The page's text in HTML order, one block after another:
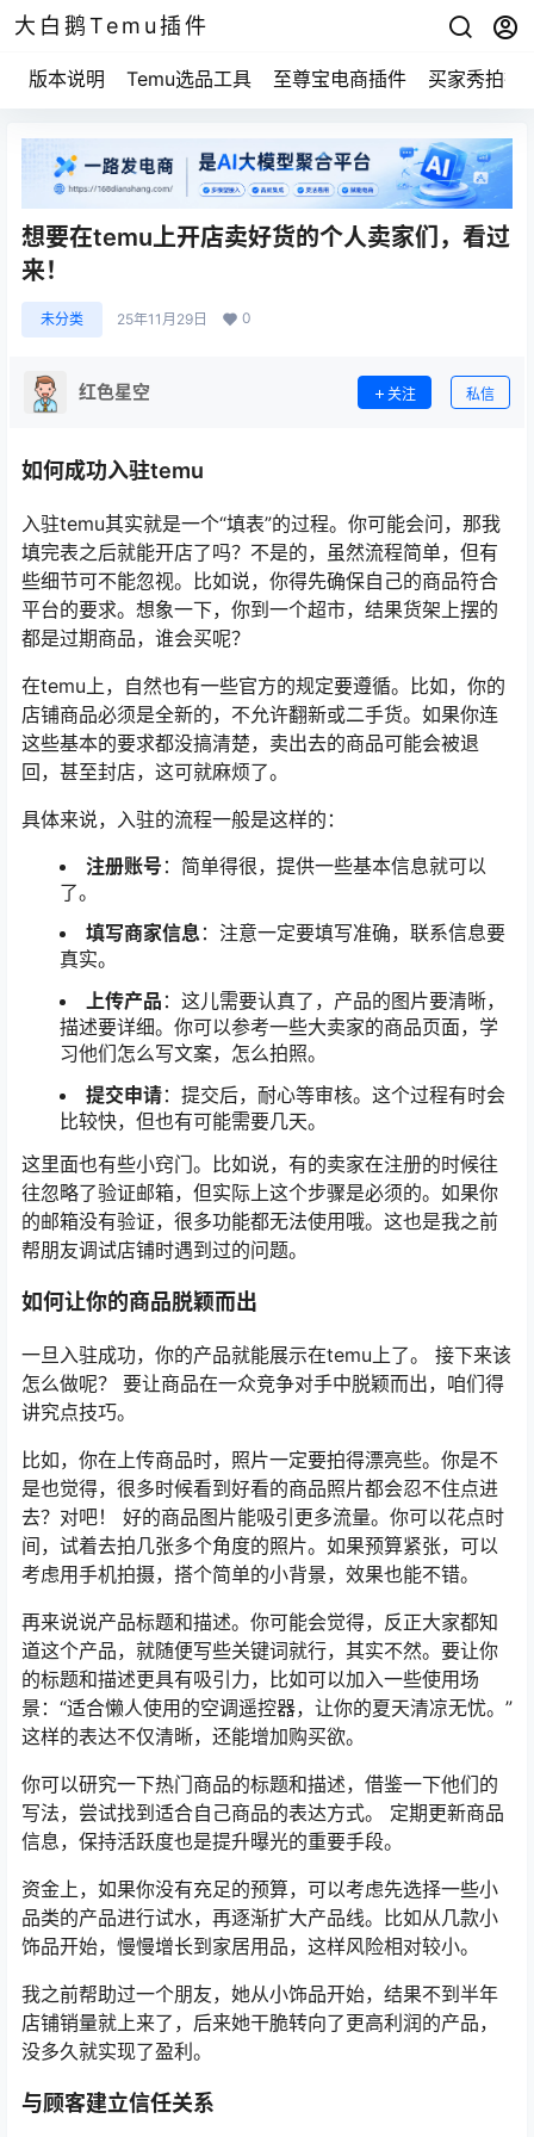
大白鹅Temu插件
版本说明 Temu选品工具 至尊宝电商插件 买家秀拍摄
想要在temu上开店卖好货的个人卖家们，看过
来！
未分类 25年11月29日 0
红色星空 关注 私信
如何成功入驻temu
入驻temu其实就是一个“填表”的过程。你可能会问，那我
填完表之后就能开店了吗？不是的，虽然流程简单，但有
些细节可不能忽视。比如说，你得先确保自己的商品符合
平台的要求。想象一下，你到一个超市，结果货架上摆的
都是过期商品，谁会买呢？
在temu上，自然也有一些官方的规定要遵循。比如，你的
店铺商品必须是全新的，不允许翻新或二手货。如果你连
这些基本的要求都没搞清楚，卖出去的商品可能会被退
回，甚至封店，这可就麻烦了。
具体来说，入驻的流程一般是这样的：
注册账号 ：简单得很，提供一些基本信息就可以
了。
填写商家信息：注意一定要填写准确，联系信息要
真实。
上传产品 ：这儿需要认真了，产品的图片要清晰，
描述要详细。你可以参考一些大卖家的商品页面，学
习他们怎么写文案，怎么拍照。
提交申请：提交后，耐心等审核。这个过程有时会
比较快，但也有可能需要几天。
这里面也有些小窍门。比如说，有的卖家在注册的时候往
往忽略了验证邮箱，但实际上这个步骤是必须的。如果你
的邮箱没有验证，很多功能都无法使用哦。这也是我之前
帮朋友调试店铺时遇到过的问题。
如何让你的商品脱颖而出
一旦入驻成功，你的产品就能展示在temu上了。 接下来该
怎么做呢？ 要让商品在一众竞争对手中脱颖而出，咱们得
讲究点技巧。
比如，你在上传商品时，照片一定要拍得漂亮些。你是不
是也觉得，很多时候看到好看的商品照片都会忍不住点进
去？对吧！ 好的商品图片能吸引更多流量。你可以花点时
间，试着去拍几张多个角度的照片。如果预算紧张，可以
考虑用手机拍摄，搭个简单的小背景，效果也能不错。
再来说说产品标题和描述。你可能会觉得，反正大家都知
道这个产品，就随便写些关键词就行，其实不然。要让你
的标题和描述更具有吸引力，比如可以加入一些使用场
景：“适合懒人使用的空调遥控器，让你的夏天清凉无忧。”
这样的表达不仅清晰，还能增加购买欲。
你可以研究一下热门商品的标题和描述，借鉴一下他们的
写法，尝试找到适合自己商品的表达方式。 定期更新商品
信息，保持活跃度也是提升曝光的重要手段。
资金上，如果你没有充足的预算，可以考虑先选择一些小
品类的产品进行试水，再逐渐扩大产品线。比如从几款小
饰品开始，慢慢增长到家居用品，这样风险相对较小。
我之前帮助过一个朋友，她从小饰品开始，结果不到半年
店铺销量就上来了，后来她干脆转向了更高利润的产品，
没多久就实现了盈利。
与顾客建立信任关系